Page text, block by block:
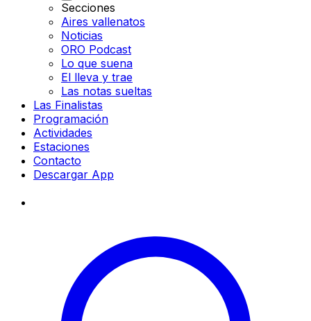
Secciones
Aires vallenatos
Noticias
ORO Podcast
Lo que suena
El lleva y trae
Las notas sueltas
Las Finalistas
Programación
Actividades
Estaciones
Contacto
Descargar App